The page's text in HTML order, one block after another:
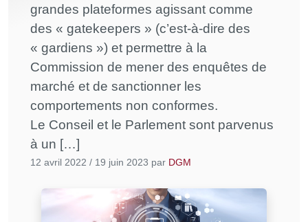
grandes plateformes agissant comme
des « gatekeepers » (c’est-à-dire des
« gardiens ») et permettre à la
Commission de mener des enquêtes de
marché et de sanctionner les
comportements non conformes.
Le Conseil et le Parlement sont parvenus
à un […]
12 avril 2022 / 19 juin 2023 par DGM